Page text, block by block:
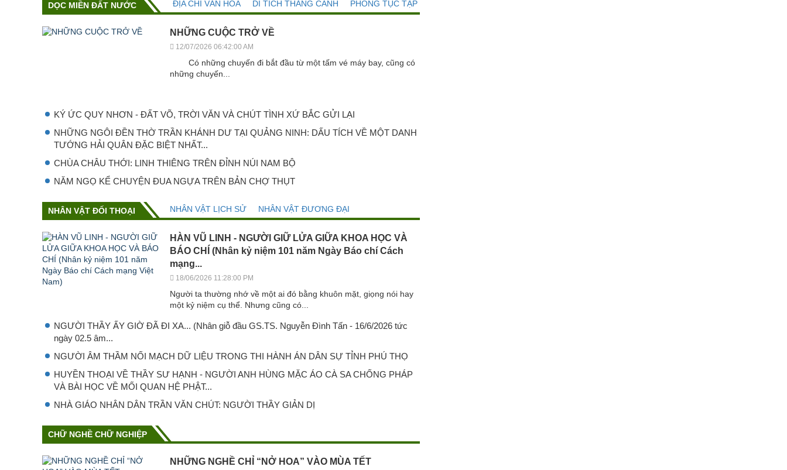
DỌC MIỀN ĐẤT NƯỚC ĐỊA CHỈ VĂN HÓA DI TÍCH THẮNG CẢNH PHONG TỤC TẬP QUÁN
NHỮNG CUỘC TRỞ VỀ
12/07/2026 06:42:00 AM
Có những chuyến đi bắt đầu từ một tấm vé máy bay, cũng có
những chuyến...
KÝ ỨC QUY NHƠN - ĐẤT VÕ, TRỜI VĂN VÀ CHÚT TÌNH XỨ BẮC GỬI LẠI
NHỮNG NGÔI ĐỀN THỜ TRẦN KHÁNH DƯ TẠI QUẢNG NINH: DẤU TÍCH VỀ MỘT DANH
TƯỚNG HẢI QUÂN ĐẶC BIỆT NHẤT...
CHÙA CHÂU THỚI: LINH THIÊNG TRÊN ĐỈNH NÚI NAM BỘ
NĂM NGỌ KỂ CHUYỆN ĐUA NGỰA TRÊN BẢN CHỢ THỤT
NHÂN VẬT ĐỐI THOẠI NHÂN VẬT LỊCH SỬ NHÂN VẬT ĐƯƠNG ĐẠI
HÀN VŨ LINH - NGƯỜI GIỮ LỬA GIỮA KHOA HỌC VÀ
BÁO CHÍ (Nhân kỷ niệm 101 năm Ngày Báo chí Cách
mạng...
18/06/2026 11:28:00 PM
Người ta thường nhớ về một ai đó bằng khuôn mặt, giọng nói hay
một kỷ niệm cụ thể. Nhưng cũng có...
NGƯỜI THẦY ẤY GIỜ ĐÃ ĐI XA... (Nhân giỗ đầu GS.TS. Nguyễn Đình Tấn - 16/6/2026 tức
ngày 02.5 âm...
NGƯỜI ÂM THẦM NỐI MẠCH DỮ LIỆU TRONG THI HÀNH ÁN DÂN SỰ TỈNH PHÚ THỌ
HUYỀN THOẠI VỀ THẦY SƯ HẠNH - NGƯỜI ANH HÙNG MẶC ÁO CÀ SA CHỐNG PHÁP
VÀ BÀI HỌC VỀ MỐI QUAN HỆ PHẬT...
NHÀ GIÁO NHÂN DÂN TRẦN VĂN CHÚT: NGƯỜI THẦY GIẢN DỊ
CHỮ NGHỀ CHỮ NGHIỆP
NHỮNG NGHỀ CHỈ “NỞ HOA” VÀO MÙA TẾT